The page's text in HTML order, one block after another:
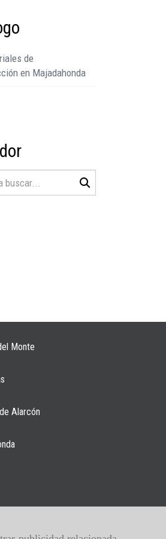
de
en Majadahonda
Monte
Alarcón